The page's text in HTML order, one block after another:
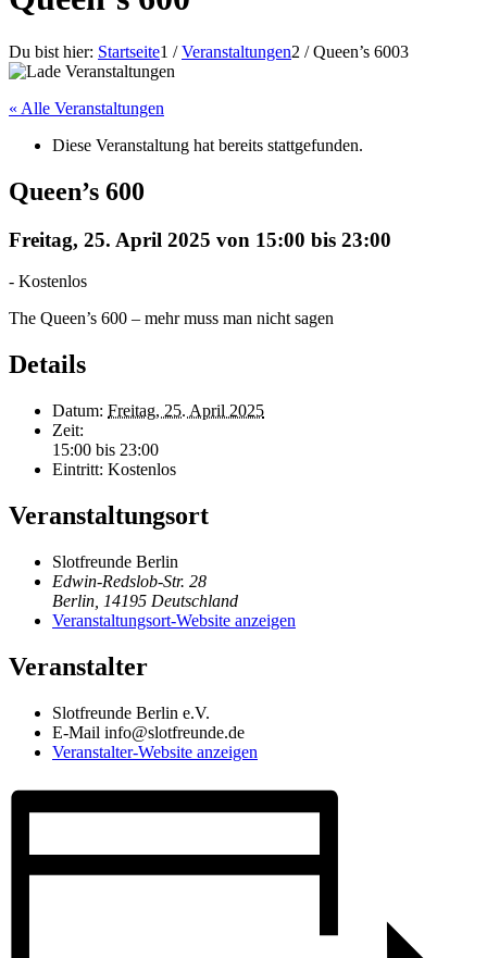
Du bist hier: Startseite1 / Veranstaltungen2 / Queen’s 6003
« Alle Veranstaltungen
Diese Veranstaltung hat bereits stattgefunden.
Queen’s 600
Freitag, 25. April 2025 von 15:00 bis 23:00
- Kostenlos
The Queen’s 600 – mehr muss man nicht sagen
Details
Datum: Freitag, 25. April 2025
Zeit:
15:00 bis 23:00
Eintritt: Kostenlos
Veranstaltungsort
Slotfreunde Berlin
Edwin-Redslob-Str. 28
Berlin 14195 Deutschland
Veranstaltungsort-Website anzeigen
Veranstalter
Slotfreunde Berlin e.V.
E-Mail info@slotfreunde.de
Veranstalter-Website anzeigen